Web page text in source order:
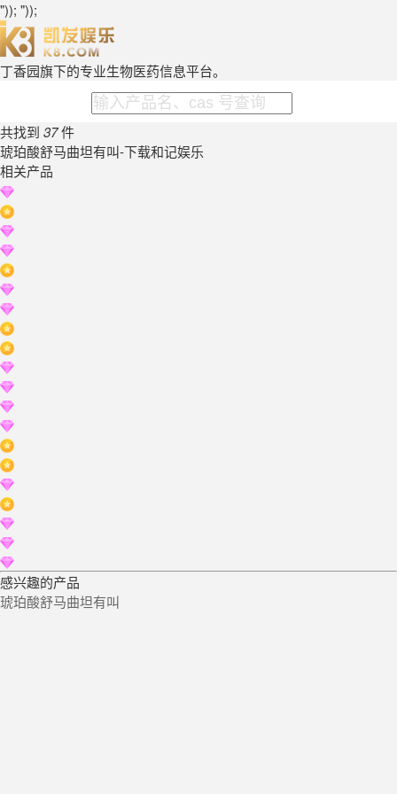
")); "));
丁香园旗下的专业生物医药信息平台。
共找到 37件
琥珀酸舒马曲坦有叫-下载和记娱乐
相关产品
感兴趣的产品
琥珀酸舒马曲坦有叫